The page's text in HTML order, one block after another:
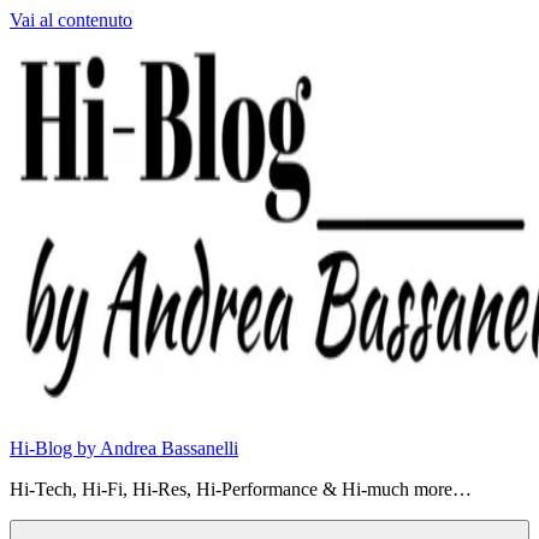
Vai al contenuto
Hi-Blog by Andrea Bassanelli
Hi-Tech, Hi-Fi, Hi-Res, Hi-Performance & Hi-much more…